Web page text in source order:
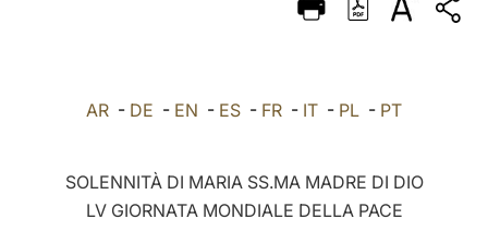
POLSKI
العربيّة
AR - DE - EN - ES - FR - IT - PL - PT
SOLENNITÀ DI MARIA SS.MA MADRE DI DIO
LV GIORNATA MONDIALE DELLA PACE